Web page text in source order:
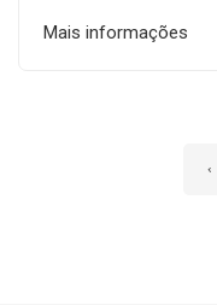
Mais informações
‹